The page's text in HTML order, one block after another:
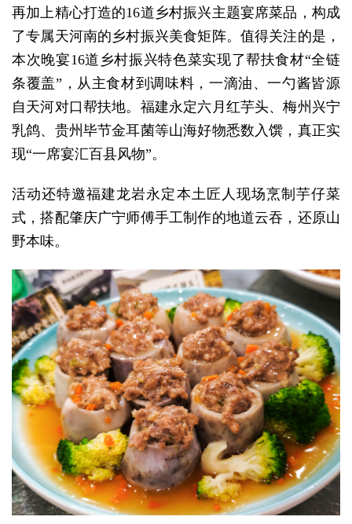
再加上精心打造的16道乡村振兴主题宴席菜品，构成
了专属天河南的乡村振兴美食矩阵。值得关注的是，
本次晚宴16道乡村振兴特色菜实现了帮扶食材“全链
条覆盖”，从主食材到调味料，一滴油、一勺酱皆源
自天河对口帮扶地。福建永定六月红芋头、梅州兴宁
乳鸽、贵州毕节金耳菌等山海好物悉数入馔，真正实
现“一席宴汇百县风物”。
活动还特邀福建龙岩永定本土匠人现场烹制芋仔菜
式，搭配肇庆广宁师傅手工制作的地道云吞，还原山
野本味。